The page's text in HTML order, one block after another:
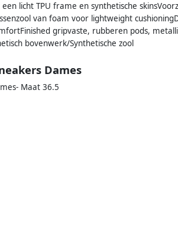
licht TPU frame en synthetische
van foam voor lightweight
gripvaste, rubberen pods,
bovenwerk/Synthetische zool
Dames
Maat 36.5